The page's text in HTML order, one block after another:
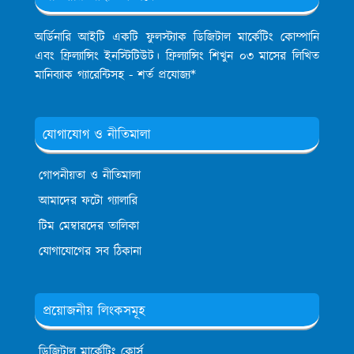
অর্ডিনারি আইটি একটি ফুলস্ট্যাক ডিজিটাল মার্কেটিং কোম্পানি
এবং ফ্রিল্যান্সিং ইনস্টিটিউট। ফ্রিল্যান্সিং শিখুন ০৩ মাসের লিখিত
মানিব্যাক গ্যারেন্টিসহ - শর্ত প্রযোজ্য*
যোগাযোগ ও নীতিমালা
গোপনীয়তা ও নীতিমালা
আমাদের ফটো গ্যালারি
টিম মেম্বারদের তালিকা
যোগাযোগের সব ঠিকানা
প্রয়োজনীয় লিংকসমূহ